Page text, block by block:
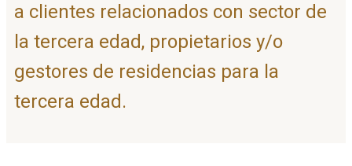
a clientes relacionados con sector de
la tercera edad, propietarios y/o
gestores de residencias para la
tercera edad.